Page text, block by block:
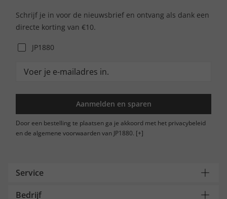
Schrijf je in voor de nieuwsbrief en ontvang als dank een
directe korting van €10.
JP1880
Aanmelden en sparen
Door een bestelling te plaatsen ga je akkoord met het privacybeleid
en de algemene voorwaarden van JP1880. [+]
Service
Bedrijf